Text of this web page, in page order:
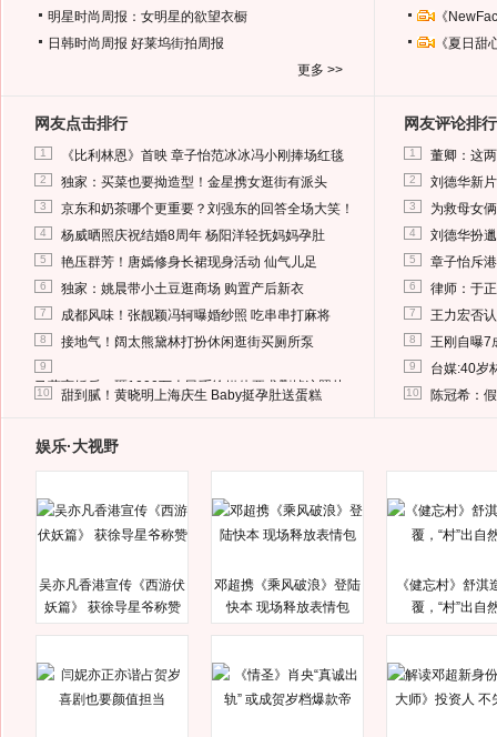
明星时尚周报：女明星的欲望衣橱
日韩时尚周报 好莱坞街拍周报
更多 >>
《
《夏日
网友点击排行
1 《比利林恩》首映 章子怡范冰冰冯小刚捧场红毯
2 独家：买菜也要拗造型！金星携女逛街有派头
3 京东和奶茶哪个更重要？刘强东的回答全场大笑！
4 杨威晒照庆祝结婚8周年 杨阳洋轻抚妈妈孕肚
5 艳压群芳！唐嫣修身长裙现身活动 仙气儿足
6 独家：姚晨带小土豆逛商场 购置产后新衣
7 成都风味！张靓颖冯轲曝婚纱照 吃串串打麻将
8 接地气！阔太熊黛林打扮休闲逛街买厕所泵
9
马蓉离婚后，砸1000万人民币给媒体要求删掉这照片
10 甜到腻！黄晓明上海庆生 Baby挺孕肚送蛋糕
网友评论排行
1 董卿：这
2 刘德华新
3 为救母女
4 刘德华扮
5 章子怡斥
6 律师：于
7 王力宏否
8 王刚自曝7
9 台媒:40岁
10 陈冠希：
娱乐·大视野
吴亦凡香港宣传《西游伏
妖篇》 获徐导星爷称赞
邓超携《乘风破浪》登陆
快本 现场释放表情包
《健忘村》舒淇
覆，“村”出自